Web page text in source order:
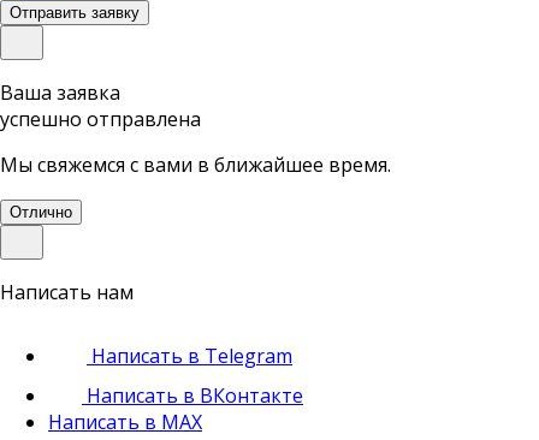
Отправить заявку
Ваша заявка
успешно отправлена
Мы свяжемся с вами в ближайшее время.
Отлично
Написать нам
Написать в Telegram
Написать в ВКонтакте
Написать в MAX